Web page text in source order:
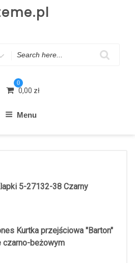
0
0,00 zł
Menu
5-27132-38 Czarny
Kurtka przejściowa "Barton"
czarno-beżowym